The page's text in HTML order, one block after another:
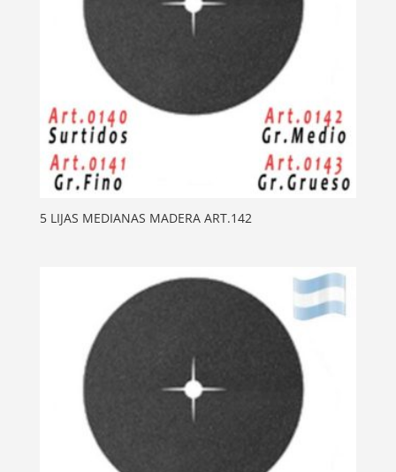
5 LIJAS MEDIANAS MADERA ART.142